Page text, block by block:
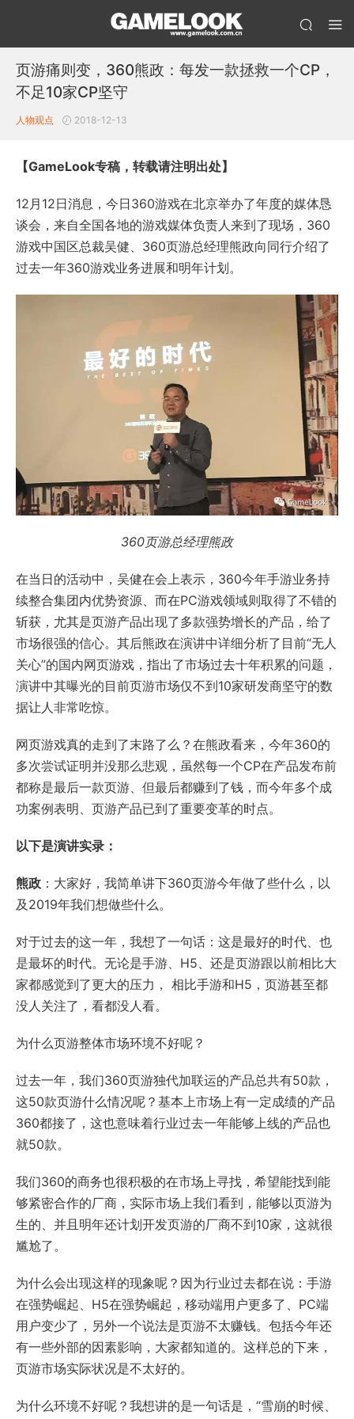
页游痛则变，360熊政：每发一款拯救一个CP，
不足10家CP坚守
人物观点 2018-12-13
【GameLook专稿，转载请注明出处】
12月12日消息，今日360游戏在北京举办了年度的媒体恳
谈会，来自全国各地的游戏媒体负责人来到了现场，360
游戏中国区总裁吴健、360页游总经理熊政向同行介绍了
过去一年360游戏业务进展和明年计划。
360页游总经理熊政
在当日的活动中，吴健在会上表示，360今年手游业务持
续整合集团内优势资源、而在PC游戏领域则取得了不错的
斩获，尤其是页游产品出现了多款强势增长的产品，给了
市场很强的信心。其后熊政在演讲中详细分析了目前“无人
关心”的国内网页游戏，指出了市场过去十年积累的问题，
演讲中其曝光的目前页游市场仅不到10家研发商坚守的数
据让人非常吃惊。
网页游戏真的走到了末路了么？在熊政看来，今年360的
多次尝试证明并没那么悲观，虽然每一个CP在产品发布前
都称是最后一款页游、但最后都赚到了钱，而今年多个成
功案例表明、页游产品已到了重要变革的时点。
以下是演讲实录：
熊政 ：大家好，我简单讲下360页游今年做了些什么，以
及2019年我们想做些什么。
对于过去的这一年，我想了一句话：这是最好的时代、也
是最坏的时代。无论是手游、H5、还是页游跟以前相比大
家都感觉到了更大的压力， 相比手游和H5，页游甚至都
没人关注了，看都没人看。
为什么页游整体市场环境不好呢？
过去一年，我们360页游独代加联运的产品总共有50款，
这50款页游什么情况呢？基本上市场上有一定成绩的产品
360都接了，这也意味着行业过去一年能够上线的产品也
就50款。
我们360的商务也很积极的在市场上寻找，希望能找到能
够紧密合作的厂商，实际市场上我们看到，能够以页游为
生的、并且明年还计划开发页游的厂商不到10家，这就很
尴尬了。
为什么会出现这样的现象呢？因为行业过去都在说：手游
在强势崛起、H5在强势崛起，移动端用户更多了、PC端
用户变少了，另外一个说法是页游不太赚钱。包括今年还
有一些外部的因素影响，大家都知道的。这样总的下来，
页游市场实际状况是不太好的。
为什么环境不好呢？我想讲的是一句话是，“雪崩的时候、